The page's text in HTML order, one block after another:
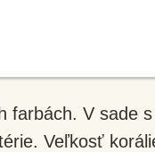
farbách. V sade
Veľkosť